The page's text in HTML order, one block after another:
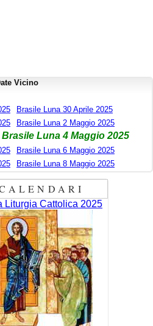
Vicino
Brasile Luna 30 Aprile 2025
Brasile Luna 2 Maggio 2025
Brasile Luna 4 Maggio 2025
Brasile Luna 6 Maggio 2025
Brasile Luna 8 Maggio 2025
Liturgia Cattolica 2025